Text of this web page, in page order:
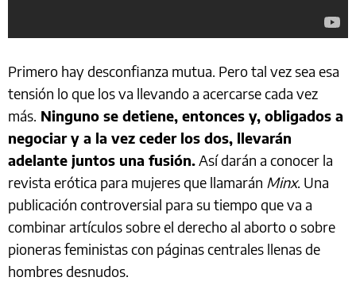
Primero hay desconfianza mutua. Pero tal vez sea esa
tensión lo que los va llevando a acercarse cada vez
más. Ninguno se detiene, entonces y, obligados a
negociar y a la vez ceder los dos, llevarán
adelante juntos una fusión.Así darán a conocer la
revista erótica para mujeres que llamarán Minx. Una
publicación controversial para su tiempo que va a
combinar artículos sobre el derecho al aborto o sobre
pioneras feministas con páginas centrales llenas de
hombres desnudos.